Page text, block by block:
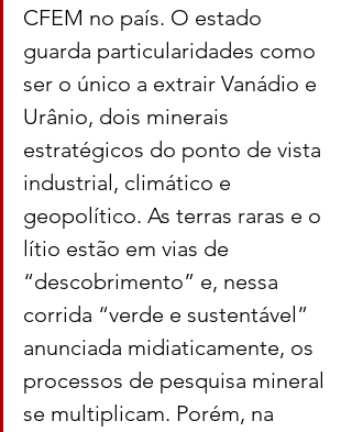
CFEM no país. O estado
guarda particularidades como
ser o único a extrair Vanádio e
Urânio, dois minerais
estratégicos do ponto de vista
industrial, climático e
geopolítico. As terras raras e o
lítio estão em vias de
“descobrimento” e, nessa
corrida “verde e sustentável”
anunciada midiaticamente, os
processos de pesquisa mineral
se multiplicam. Porém, na